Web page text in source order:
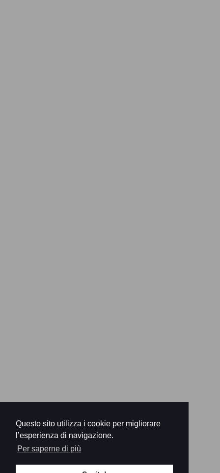
Questo sito utilizza i cookie per migliorare
l’esperienza di navigazione.
Per saperne di più